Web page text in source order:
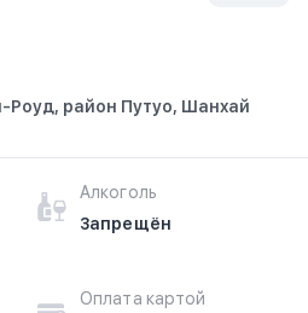
район Путуо, Шанхай
Алкоголь
Запрещён
Оплата картой